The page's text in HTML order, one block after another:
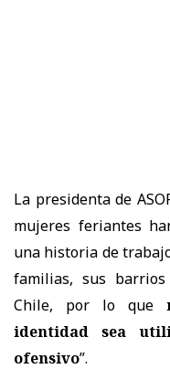
La presidenta de
mujeres feriantes
una historia de
familias, sus
Chile, por lo que
identidad sea
ofensivo”.